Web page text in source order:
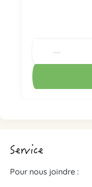
Service
Pour nous joindre :